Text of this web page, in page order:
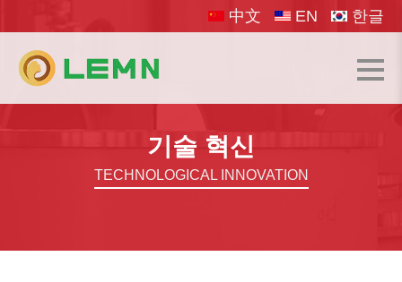
中文 EN 한글
기술 혁신
TECHNOLOGICAL INNOVATION